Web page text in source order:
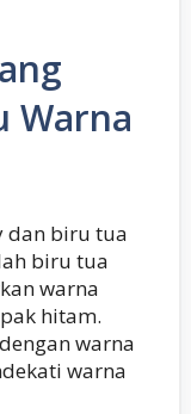
Warna
dan biru tua
biru tua
warna
hitam.
warna
warna